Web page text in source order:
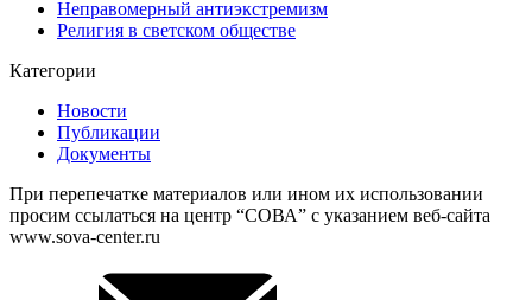
Неправомерный антиэкстремизм
Религия в светском обществе
Категории
Новости
Публикации
Документы
При перепечатке материалов или ином их использовании
просим ссылаться на центр “СОВА” с указанием веб-сайта
www.sova-center.ru